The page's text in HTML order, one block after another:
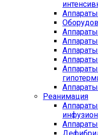
Реанимация